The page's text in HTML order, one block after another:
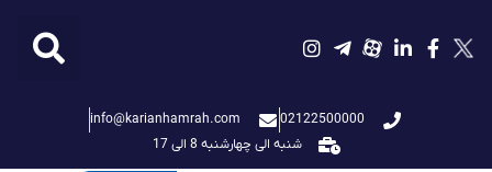
محتوا
02122500000
info@karianhamrah.com
شنبه الی چهارشنبه 8 الی 17